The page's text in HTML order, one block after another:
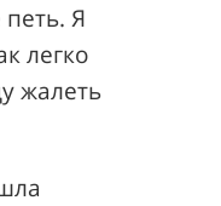
Я
легко
жалеть